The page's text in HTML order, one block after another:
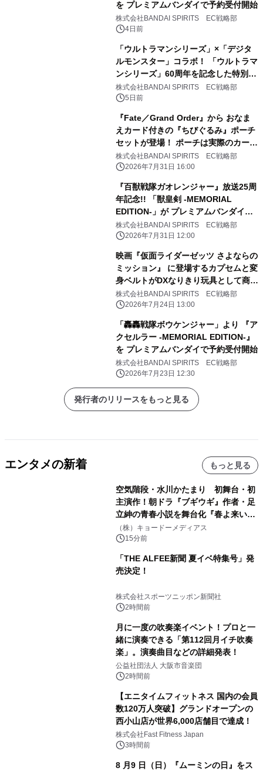
を プレミアムバンダイで予約受付開始
株式会社BANDAI SPIRITS EC戦略部
4日前
「ウルトラマンシリーズ」×「デジタ
ルモンスター」コラボ！ 「ウルトラマ
ンシリーズ」60周年を記念した特別デ
ザインの 『デジタルモンスター
COLOR』が登場！
株式会社BANDAI SPIRITS EC戦略部
5日前
『Fate／Grand Order』から おなま
えカード付きの『ちびぐるみ』ポーチ
セットが登場！ ポーチは実際のカード
デザインがモチーフとなっておりま
す。
株式会社BANDAI SPIRITS EC戦略部
2026年7月31日 16:00
『百獣戦隊ガオレンジャー』放送25周
年記念!! 「獣皇剣 -MEMORIAL
EDITION-」が プレミアムバンダイで
予約受付開始
株式会社BANDAI SPIRITS EC戦略部
2026年7月31日 12:00
映画『仮面ライダーゼッツ さよならの
ミッション』 に登場するカプセムと変
身ベルトがDXなりきり玩具として商品
化！ それぞれキャストボイスも収録！
株式会社BANDAI SPIRITS EC戦略部
2026年7月24日 13:00
「轟轟戦隊ボウケンジャー」より 『ア
クセルラー -MEMORIAL EDITION-』
を プレミアムバンダイで予約受付開始
株式会社BANDAI SPIRITS EC戦略部
2026年7月23日 12:30
発行者のリリースをもっと見る
エンタメの新着 もっと見る
空気階段・水川かたまり 初舞台・初
主演作！朝ドラ『ブギウギ』作者・足
立紳の青春小説を舞台化『春よ来い、
マジで来い』キービジュアル解禁！
（株）キョードーメディアス
15分前
「THE ALFEE新聞 夏イベ特集号」発
売決定！
株式会社スポーツニッポン新聞社
2時間前
月に一度の吹奏楽イベント！プロと一
緒に演奏できる「第112回月イチ吹奏
楽」。演奏曲目などの詳細発表！
公益社団法人 大阪市音楽団
2時間前
【エニタイムフィットネス 国内の会員
数120万人突破】グランドオープンの
西小山店が世界6,000店舗目で達成！
株式会社Fast Fitness Japan
3時間前
8 月9 日（日）『ムーミンの日』をス